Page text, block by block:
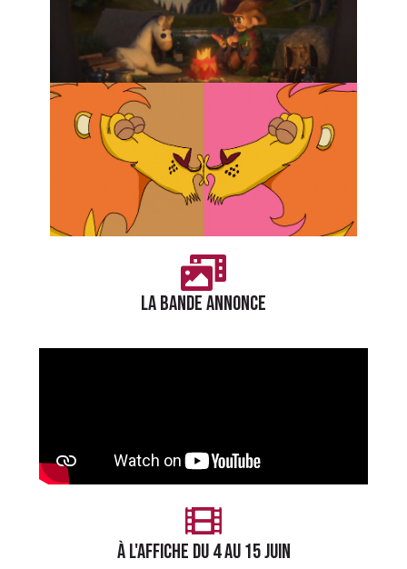
la bande annonce
à l'affiche du 4 au 15 juin